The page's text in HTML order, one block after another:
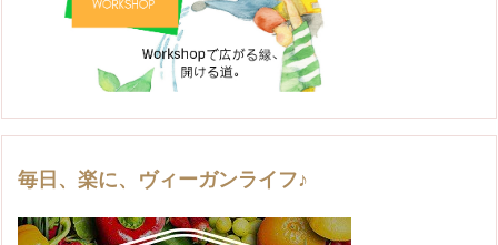
毎日、楽に、ヴィーガンライフ♪